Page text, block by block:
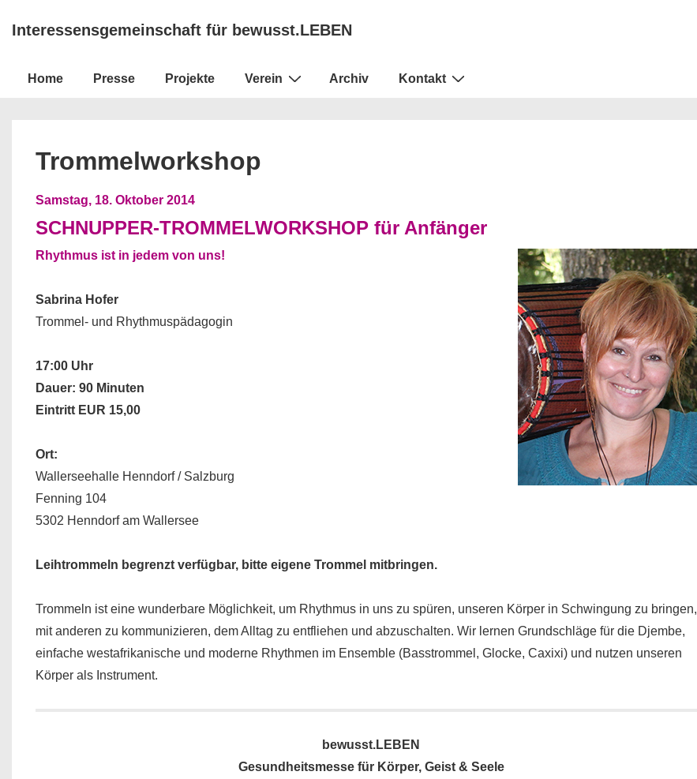
ZumInteressensgemeinschaft für bewusst.LEBEN
Hauptnavigation
Home Presse Projekte Verein Archiv Kontakt
Trommelworkshop
Samstag, 18. Oktober 2014
SCHNUPPER-TROMMELWORKSHOP für Anfänger
Rhythmus ist in jedem von uns!
Sabrina Hofer
Trommel- und Rhythmuspädagogin
17:00 Uhr
Dauer: 90 Minuten
Eintritt EUR 15,00
Ort:
Wallerseehalle Henndorf / Salzburg
Fenning 104
5302 Henndorf am Wallersee
Leihtrommeln begrenzt verfügbar, bitte eigene Trommel mitbringen.
Trommeln ist eine wunderbare Möglichkeit, um Rhythmus in uns zu spüren, unseren Körper in Schwingung zu bringen,
mit anderen zu kommunizieren, dem Alltag zu entfliehen und abzuschalten. Wir lernen Grundschläge für die Djembe,
einfache westafrikanische und moderne Rhythmen im Ensemble (Basstrommel, Glocke, Caxixi) und nutzen unseren
Körper als Instrument.
bewusst.LEBEN
Gesundheitsmesse für Körper, Geist & Seele